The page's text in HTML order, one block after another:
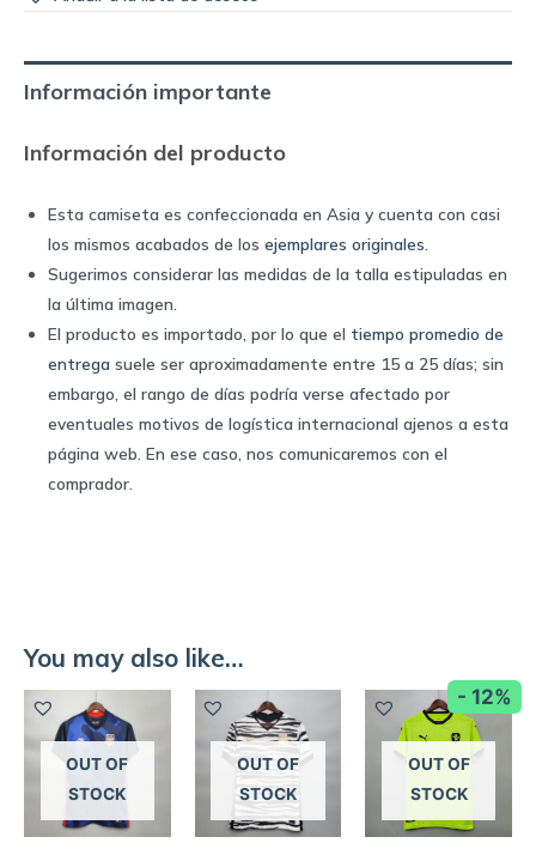
Información importante
Información del producto
Esta camiseta es confeccionada en Asia y cuenta con casi
los mismos acabados de los ejemplares originales
Sugerimos considerar las medidas de la talla estipuladas en
la última imagen.
El producto es importado, por lo que el tiempo promedio de
entrega suele ser aproximadamente entre 15 a 25 días; sin
embargo, el rango de días podría verse afectado por
eventuales motivos de logística internacional ajenos a esta
página web. En ese caso, nos comunicaremos con el
comprador.
You may also like…
OUT OF
STOCK
OUT OF
STOCK
- 12%
OUT OF
STOCK